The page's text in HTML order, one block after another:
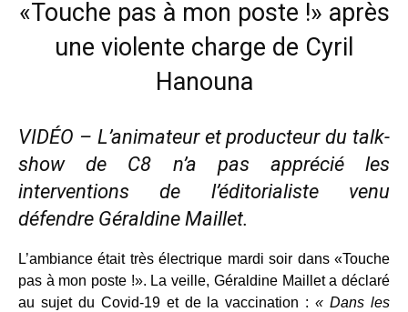
«Touche pas à mon poste !» après
une violente charge de Cyril
Hanouna
VIDÉO – L’animateur et producteur du talk-
show de C8 n’a pas apprécié les
interventions de l’éditorialiste venu
défendre Géraldine Maillet.
L’ambiance était très électrique mardi soir dans «Touche
pas à mon poste !». La veille, Géraldine Maillet a déclaré
au sujet du Covid-19 et de la vaccination :« Dans les